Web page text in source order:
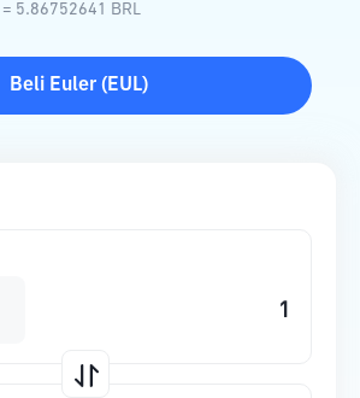
= 5.86752641 BRL
Beli Euler( EUL)